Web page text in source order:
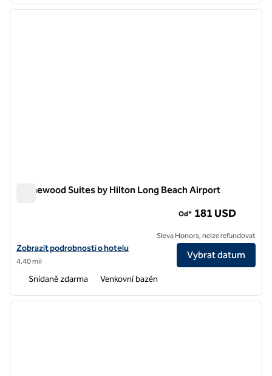
1 z 12
další
Homewood Suites by Hilton Long Beach Airport
Zobrazit podrobnosti o hotelu Homewood Suites by Hilton Long
Zobrazit podrobnosti o hotelu
4,40 mil
Od* 181 USD
Sleva Honors, nelze refundovat
Vybrat datum
Snídaně zdarma Venkovní bazén
1 z 10
další